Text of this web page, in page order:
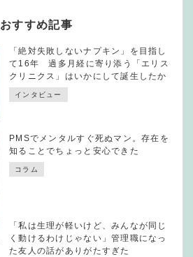
おすすめ記事
「絶対失敗しないナプキン」を目指し
て16年 過多月経に寄り添う「エリス
クリニクス」はいかにして誕生したか
インタビュー
PMSでメンタルすぐ死ぬマン。存在を
知ることでちょっと安心できた
コラム
「私は生理が軽いけど、みんなが同じ
く動けるわけじゃない」管理職になっ
た友人の話がありがたすぎた